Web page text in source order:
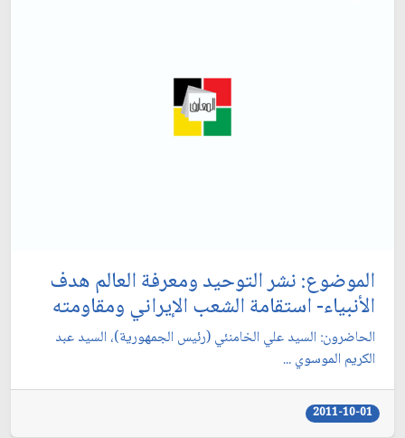
الموضوع: نشر التوحيد ومعرفة العالم هدف
الأنبياء- استقامة الشعب الإيراني ومقاومته‏
الحاضرون: السيد علي الخامنئي (رئيس الجمهورية)، السيد عبد
الكريم الموسوي ...
2011-10-01